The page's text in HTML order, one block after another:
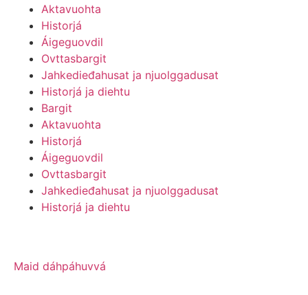
Aktavuohta
Historjá
Áigeguovdil
Ovttasbargit
Jahkedieđahusat ja njuolggadusat
Historjá ja diehtu
Bargit
Aktavuohta
Historjá
Áigeguovdil
Ovttasbargit
Jahkedieđahusat ja njuolggadusat
Historjá ja diehtu
Maid dáhpáhuvvá